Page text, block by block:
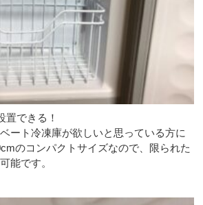
置できる！
ート冷凍庫が欲しいと思っている方に
のコンパクトサイズなので、限られた
能です。